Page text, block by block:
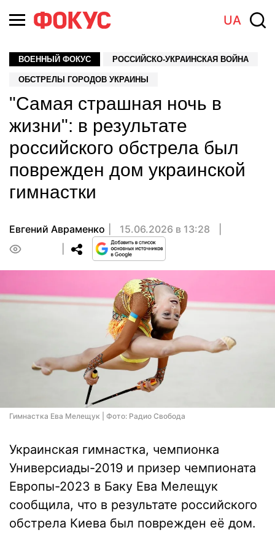
UA
ВОЕННЫЙ ФОКУС РОССИЙСКО-УКРАИНСКАЯ ВОЙНА
ОБСТРЕЛЫ ГОРОДОВ УКРАИНЫ
"Самая страшная ночь в
жизни": в результате
российского обстрела был
поврежден дом украинской
гимнастки
Евгений Авраменко
15.06.2026 в 13:28
Гимнастка Ева Мелещук | Фото: Радио Свобода
Украинская гимнастка, чемпионка
Универсиады-2019 и призер чемпионата
Европы-2023 в Баку Ева Мелещук
сообщила, что в результате российского
обстрела Киева был поврежден её дом.